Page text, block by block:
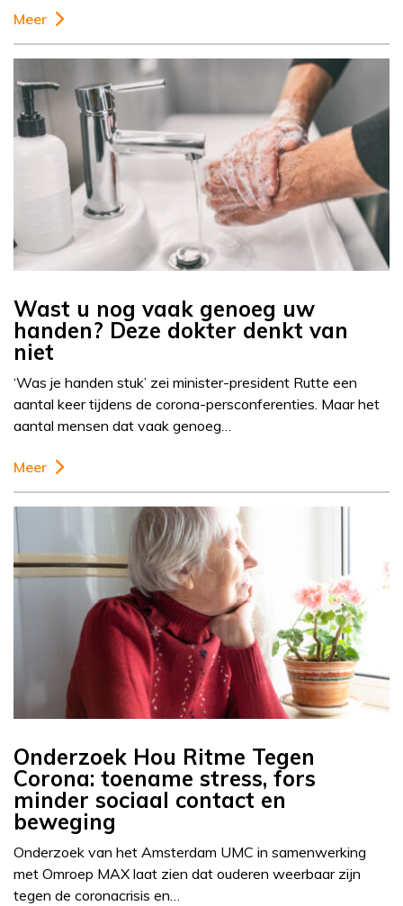
Meer
Wast u nog vaak genoeg uw
handen? Deze dokter denkt van
niet
‘Was je handen stuk’ zei minister-president Rutte een
aantal keer tijdens de corona-persconferenties. Maar het
aantal mensen dat vaak genoeg…
Meer
Onderzoek Hou Ritme Tegen
Corona: toename stress, fors
minder sociaal contact en
beweging
Onderzoek van het Amsterdam UMC in samenwerking
met Omroep MAX laat zien dat ouderen weerbaar zijn
tegen de coronacrisis en…